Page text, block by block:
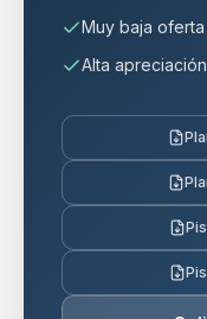
Muy baja
Alta